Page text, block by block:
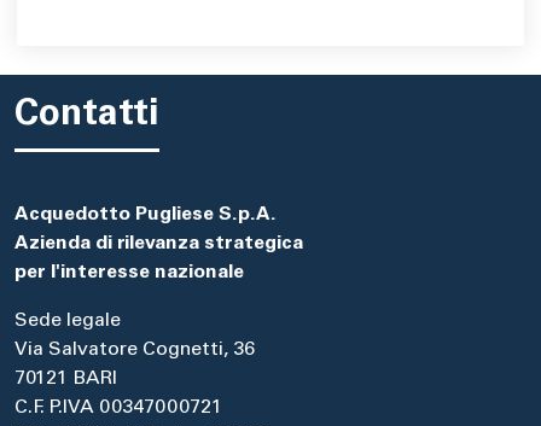
Contatti
Acquedotto Pugliese S.p.A.
Azienda di rilevanza strategica
per l'interesse nazionale
Sede legale
Via Salvatore Cognetti, 36
70121 BARI
C.F. P.IVA 00347000721